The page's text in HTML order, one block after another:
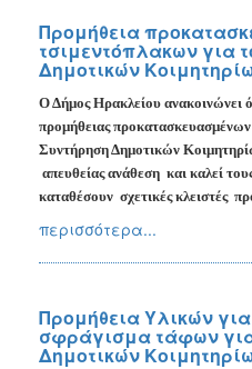
Προμήθεια
τσιμεντόπλακων για
Δημοτικών
Ο Δήμος Ηρακλείου ανακοινώνει
προμήθειας
Συντήρηση Δημοτικών
απευθείας ανάθεση και καλεί
καταθέσουν σχετικές κλειστές
περισσότερα...
Προμήθεια Υλικών
σφράγισμα τάφων
Δημοτικών